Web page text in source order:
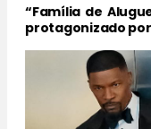
“Família de
protagonizado